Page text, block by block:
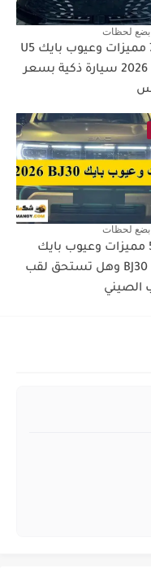
بضع لحظات
اهم 7 مميزات وعيوب بايك U5
بلس 2026 سيارة ذكية بسعر
بضع لحظات
اهم 5 مميزات وعيوب بايك
BJ30 2026 وهل تستحق لقب
الصيني